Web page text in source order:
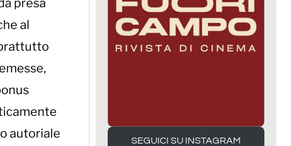
presa
al
autoriale
SEGUICI SU INSTAGRAM